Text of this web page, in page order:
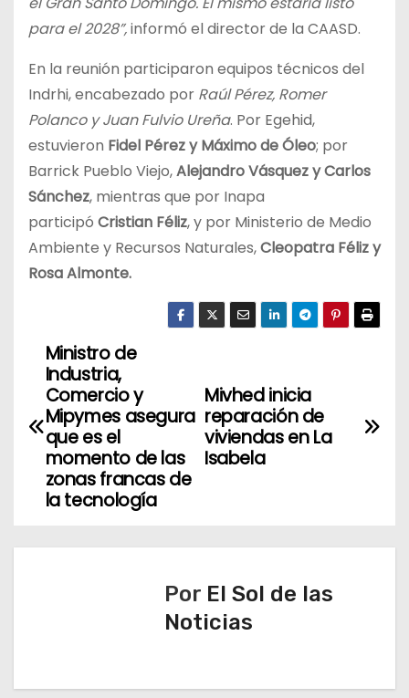
para el 2028”,informó el director de la CAASD.
En la reunión participaron equipos técnicos del
Indrhi, encabezado por Raúl Pérez, Romer
Polanco y Juan Fulvio Ureña. Por Egehid,
estuvieron Fidel Pérez y Máximo de Óleo; por
Barrick Pueblo Viejo,Alejandro Vásquez y Carlos
Sánchez, mientras que por Inapa
participó Cristian Féliz, y por Ministerio de Medio
Ambiente y Recursos Naturales,Cleopatra Féliz y
Rosa Almonte.
N
v
a
Mivhed inicia
reparación de
viviendas en La
Isabela
Ministro de
Industria,
Comercio y
Mipymes asegura
que es el
momento de las
zonas francas de
la tecnología
Por El Sol de las
Noticias